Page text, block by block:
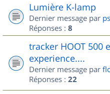
Lumière K-lamp
Dernier message par
Réponses : 8
tracker HOOT 500
experience....
Dernier message par
Réponses : 22